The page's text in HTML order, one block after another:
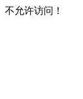
不允许访问！